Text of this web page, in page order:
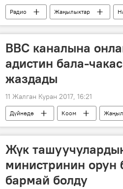
Радио Жаңылыктар
балдар
BBC каналына
адистин бала-
жаздады
11 Жалган Куран 2017, 16:21
Дүйнөдө Коом
телеканал
алып баруучу
Жүк
министринин орун
бармай болду